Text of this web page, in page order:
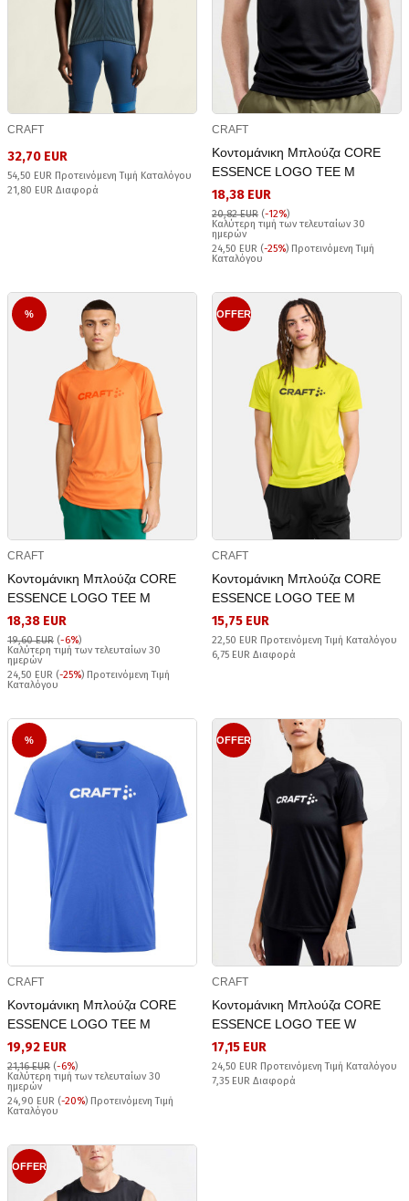
CRAFT
32,70 EUR
54,50 EUR Προτεινόμενη Τιμή Καταλόγου
21,80 EUR Διαφορά
CRAFT
Κοντομάνικη Μπλούζα CORE
ESSENCE LOGO TEE M
18,38 EUR
20,82 EUR (-12%)
Καλύτερη τιμή των τελευταίων 30
ημερών
24,50 EUR (-25%) Προτεινόμενη Τιμή
Καταλόγου
%
CRAFT
Κοντομάνικη Μπλούζα CORE
ESSENCE LOGO TEE M
18,38 EUR
19,60 EUR (-6%)
Καλύτερη τιμή των τελευταίων 30
ημερών
24,50 EUR (-25%) Προτεινόμενη Τιμή
Καταλόγου
OFFER
CRAFT
Κοντομάνικη Μπλούζα CORE
ESSENCE LOGO TEE M
15,75 EUR
22,50 EUR Προτεινόμενη Τιμή Καταλόγου
6,75 EUR Διαφορά
%
CRAFT
Κοντομάνικη Μπλούζα CORE
ESSENCE LOGO TEE M
19,92 EUR
21,16 EUR (-6%)
Καλύτερη τιμή των τελευταίων 30
ημερών
24,90 EUR (-20%) Προτεινόμενη Τιμή
Καταλόγου
OFFER
CRAFT
Κοντομάνικη Μπλούζα CORE
ESSENCE LOGO TEE W
17,15 EUR
24,50 EUR Προτεινόμενη Τιμή Καταλόγου
7,35 EUR Διαφορά
OFFER